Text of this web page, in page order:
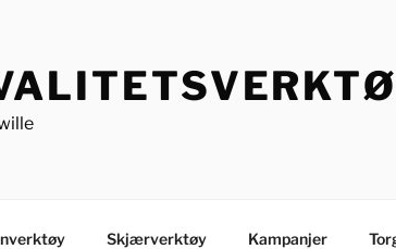
Skjærverktøy Kampanjer